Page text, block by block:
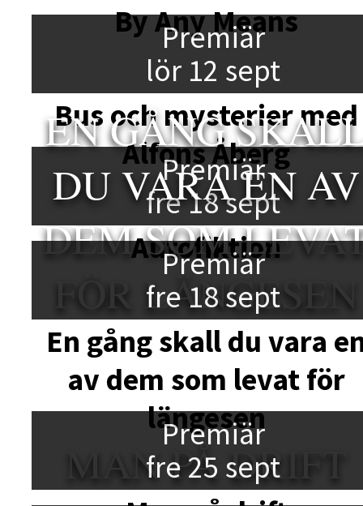
By Any Means
Premiär
lör 12 sept
Bus och mysterier med
Alfons Åberg
Premiär
fre 18 sept
Autofiktion
EN GÅNG
DU VARA EN AV
DEM SOM
FÖR LÄNGESEN
Premiär
fre 18 sept
En gång skall du vara
av dem som levat för
längesen
MAN PÅ DRIFT
Premiär
fre 25 sept